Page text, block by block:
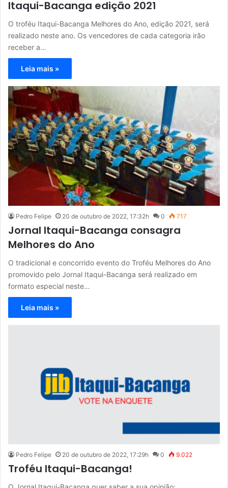
Itaqui-Bacanga edição 2021
O troféu Itaqui-Bacanga Melhores do Ano, edição 2021, será
realizado neste ano. Os vencedores de cada categoria irão
receber a…
Leia mais »
Pedro Felipe 20 de outubro de 2022, 17:32h 0 717
Jornal Itaqui-Bacanga consagra
Melhores do Ano
O tradicional e concorrido evento do Troféu Melhores do Ano
promovido pelo Jornal Itaqui-Bacanga será realizado em
formato especial neste…
Leia mais »
Pedro Felipe 20 de outubro de 2022, 17:29h 0 9.022
Troféu Itaqui-Bacanga!